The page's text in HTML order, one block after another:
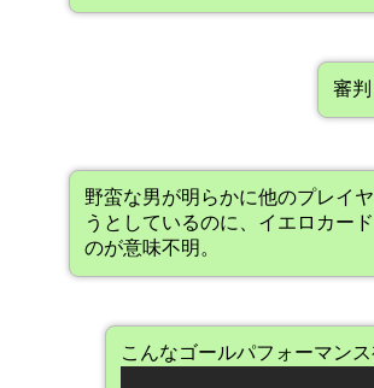
審判
野蛮な男が明らかに他のプレイ
うとしているのに、イエロカー
のが意味不明。
こんなゴールパフォーマン